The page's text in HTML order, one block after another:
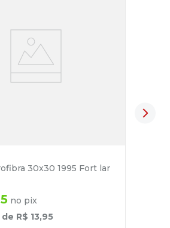
30x30 1995 Fort lar
no pix
de R$ 13,95